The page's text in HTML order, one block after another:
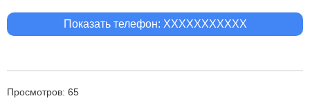
Показать телефон: XXXXXXXXXXX
Просмотров: 65